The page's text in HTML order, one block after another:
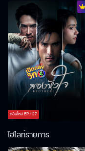
ตอนใหม่EP.127
ไฮไลท์รายการ